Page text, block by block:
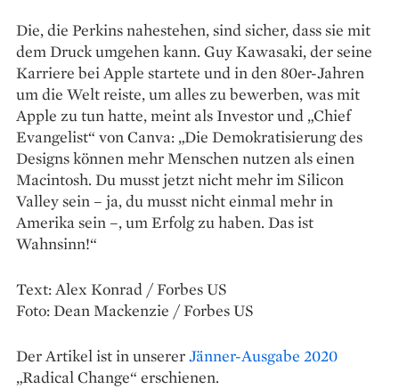
Die, die Perkins nahestehen, sind sicher, dass sie mit
dem Druck umgehen kann. Guy Kawasaki, der seine
Karriere bei Apple startete und in den 80er-Jahren
um die Welt reiste, um alles zu bewerben, was mit
Apple zu tun hatte, meint als Investor und „Chief
Evangelist“ von Canva: „Die Demokratisierung des
Designs können mehr Menschen nutzen als einen
Macintosh. Du musst jetzt nicht mehr im Silicon
Valley sein – ja, du musst nicht einmal mehr in
Amerika sein –, um Erfolg zu haben. Das ist
Wahnsinn!“
Text: Alex Konrad / Forbes US
Foto: Dean Mackenzie / Forbes US
Der Artikel ist in unsererJänner-Ausgabe 2020
„Radical Change“ erschienen.